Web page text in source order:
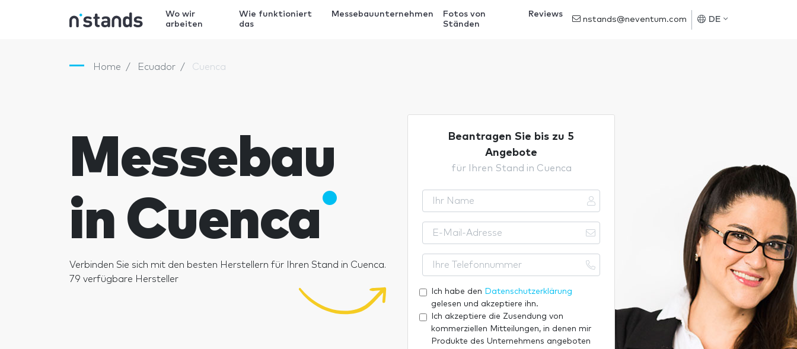
Wo wir
arbeiten
Wie funktioniert
das
Messebauunternehmen
Fotos von
Ständen
Reviews
nstands@neventum.com DE
Home Ecuador Cuenca
Messebau
in Cuenca
Verbinden Sie sich mit den besten Herstellern für Ihren Stand in Cuenca.
79 verfügbare Hersteller
Beantragen Sie bis zu 5
Angebote
für Ihren Stand in Cuenca
Ich habe den Datenschutzerklärung
gelesen und akzeptiere ihn.
Ich akzeptiere die Zusendung von
kommerziellen Mitteilungen, in denen mir
Produkte des Unternehmens angeboten